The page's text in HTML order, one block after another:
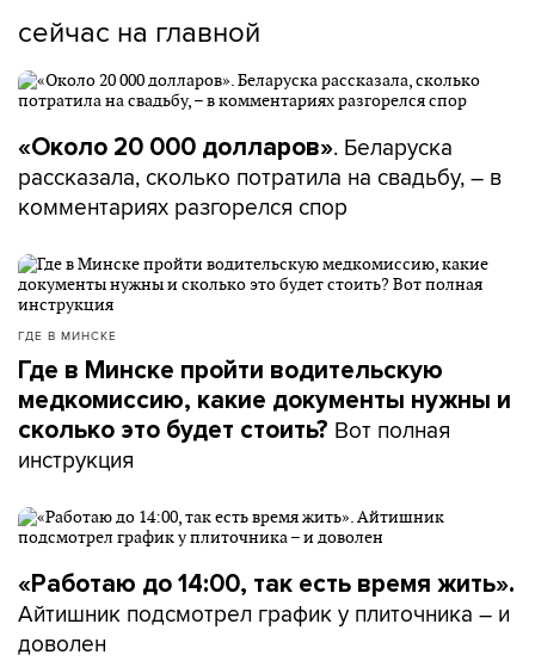
сейчас на главной
«Около 20 000 долларов». Беларуска
рассказала, сколько потратила на свадьбу, – в
комментариях разгорелся спор
ГДЕ В МИНСКЕ
Где в Минске пройти водительскую
медкомиссию, какие документы нужны и
сколько это будет стоить? Вот полная
инструкция
«Работаю до 14:00, так есть время жить».
Айтишник подсмотрел график у плиточника – и
доволен